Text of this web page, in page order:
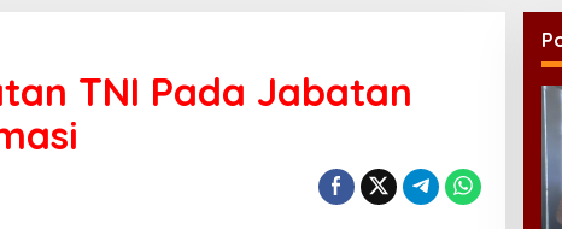
TNI Pada Jabatan